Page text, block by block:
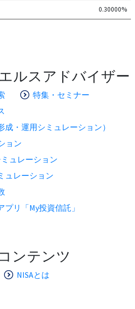
0.30000%
ルスアドバイザー
特集・セミナー
成・運用シミュレーション）
ョン
ュレーション
ュレーション
リ「My投資信託」
ンテンツ
NISAとは